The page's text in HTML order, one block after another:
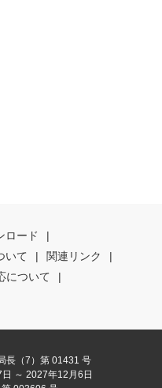
ロード
|
いて | 関連リンク
|
について
|
長（7）第 01431 号
～ 2027年12月6日